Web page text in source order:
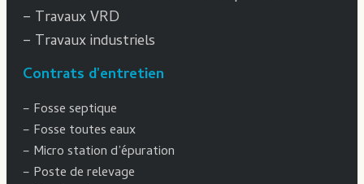
– Travaux VRD
– Travaux industriels
Contrats d'entretien
– Fosse septique
– Fosse toutes eaux
– Micro station d’épuration
– Poste de relevage